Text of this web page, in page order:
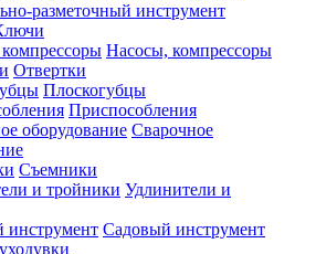
разметочный инструмент
Насосы, компрессоры
Отвертки
Плоскогубцы
Приспособления
Сварочное
Съемники
Удлинители и
Садовый инструмент